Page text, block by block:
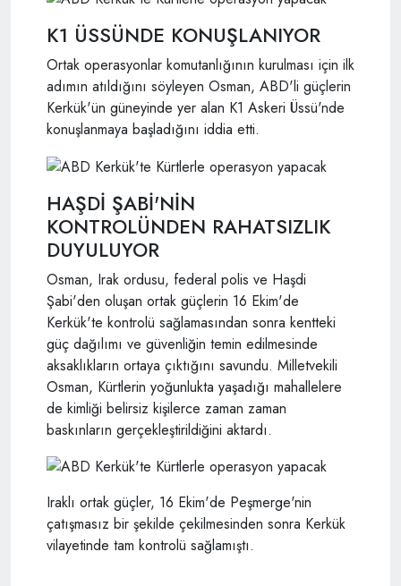
K1 ÜSSÜNDE KONUŞLANIYOR
Ortak operasyonlar komutanlığının kurulması için ilk
adımın atıldığını söyleyen Osman, ABD'li güçlerin
Kerkük'ün güneyinde yer alan K1 Askeri Üssü'nde
konuşlanmaya başladığını iddia etti.
HAŞDİ ŞABİ'NİN
KONTROLÜNDEN RAHATSIZLIK
DUYULUYOR
Osman, Irak ordusu, federal polis ve Haşdi
Şabi'den oluşan ortak güçlerin 16 Ekim'de
Kerkük'te kontrolü sağlamasından sonra kentteki
güç dağılımı ve güvenliğin temin edilmesinde
aksaklıkların ortaya çıktığını savundu. Milletvekili
Osman, Kürtlerin yoğunlukta yaşadığı mahallelere
de kimliği belirsiz kişilerce zaman zaman
baskınların gerçekleştirildiğini aktardı.
Iraklı ortak güçler, 16 Ekim'de Peşmerge'nin
çatışmasız bir şekilde çekilmesinden sonra Kerkük
vilayetinde tam kontrolü sağlamıştı.